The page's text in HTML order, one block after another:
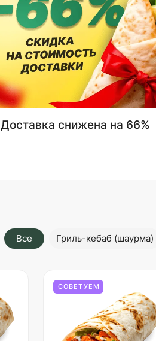
Доставка снижена на 66%
Все Гриль-кебаб (шаурма)
СОВЕТУЕМ